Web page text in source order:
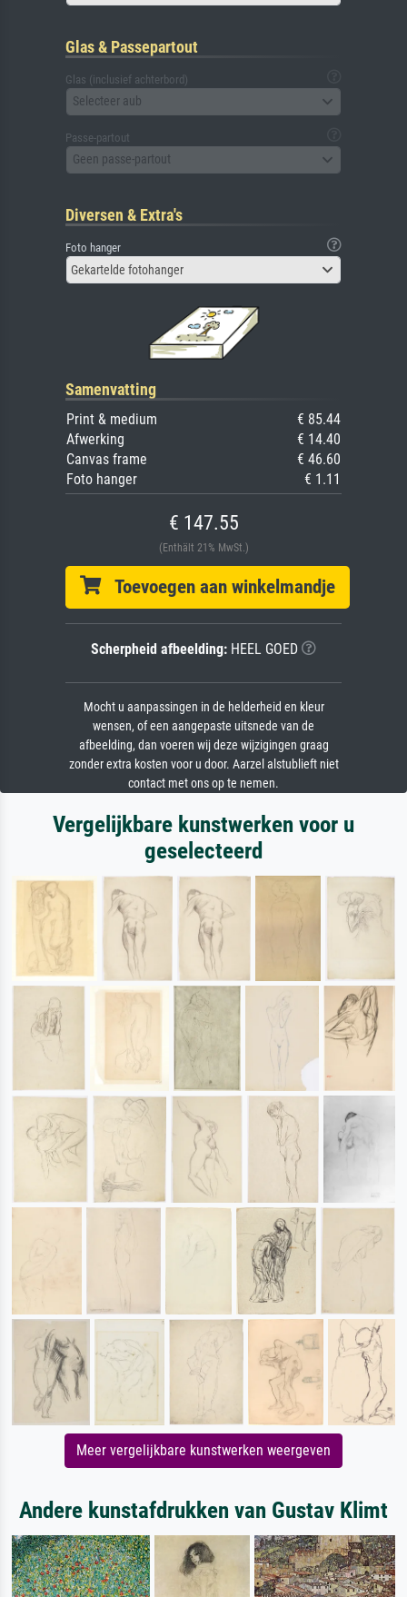
Glas & Passepartout
Glas (inclusief achterbord)
Selecteer aub
Passe-partout
Geen passe-partout
Diversen & Extra's
Foto hanger
Gekartelde fotohanger
Samenvatting
Print & medium
€ 85.44
Afwerking
€ 14.40
Canvas frame
€ 46.60
Foto hanger
€ 1.11
€ 147.55
(Enthält 21% MwSt.)
Toevoegen aan winkelmandje
Scherpheid afbeelding: HEEL GOED
Mocht u aanpassingen in de helderheid en kleur
wensen, of een aangepaste uitsnede van de
afbeelding, dan voeren wij deze wijzigingen graag
zonder extra kosten voor u door. Aarzel alstublieft niet
contact met ons op te nemen.
Vergelijkbare kunstwerken voor u
geselecteerd
Meer vergelijkbare kunstwerken weergeven
Andere kunstafdrukken van Gustav Klimt